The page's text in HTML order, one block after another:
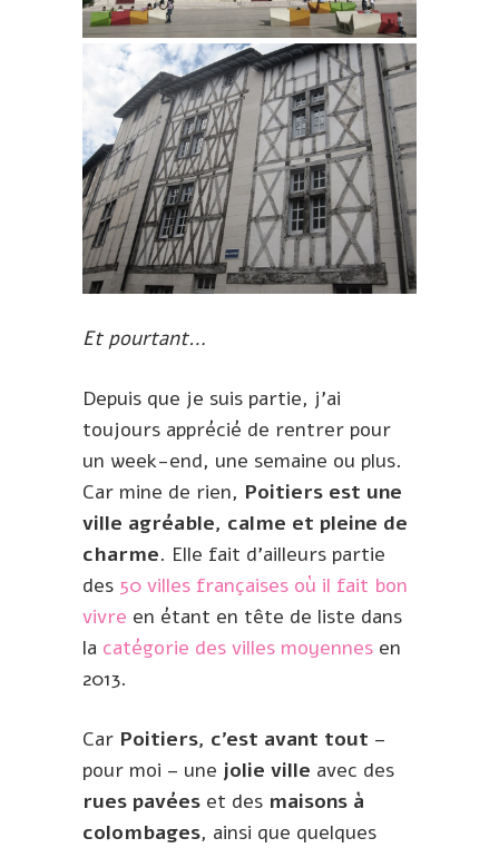
Et pourtant…
Depuis que je suis partie, j’ai
toujours apprécié de rentrer pour
un week-end, une semaine ou plus.
Car mine de rien, Poitiers est une
ville agréable, calme et pleine de
charme. Elle fait d’ailleurs partie
des 50 villes françaises où il fait bon
vivre en étant en tête de liste dans
la catégorie des villes moyennes en
2013.
Car Poitiers, c’est avant tout –
pour moi – une jolie ville avec des
rues pavées et des maisons à
colombages, ainsi que quelques